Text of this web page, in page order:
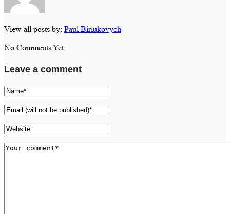
View all posts by: Paul Biriukovych
No Comments Yet.
Leave a comment